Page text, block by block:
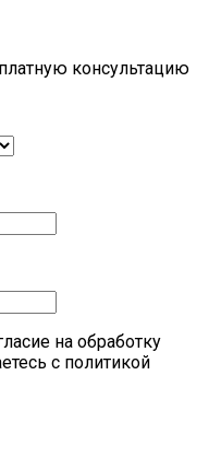
консультацию
на обработку
c политикой